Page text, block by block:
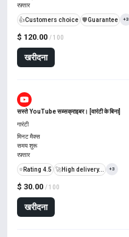
$ 120.00 / 100
खरीदना
रफ़्तार
👍Customers choice ️🛡️Guarantee +3
सस्ते YouTube सब्सक्राइबर। [वारंटी के बिना]
$ 30.00 / 100
खरीदना
गारंटी
मिनट मैक्स
समय शुरू
रफ़्तार
⭐ Rating 4.5 🚀High delivery... +3